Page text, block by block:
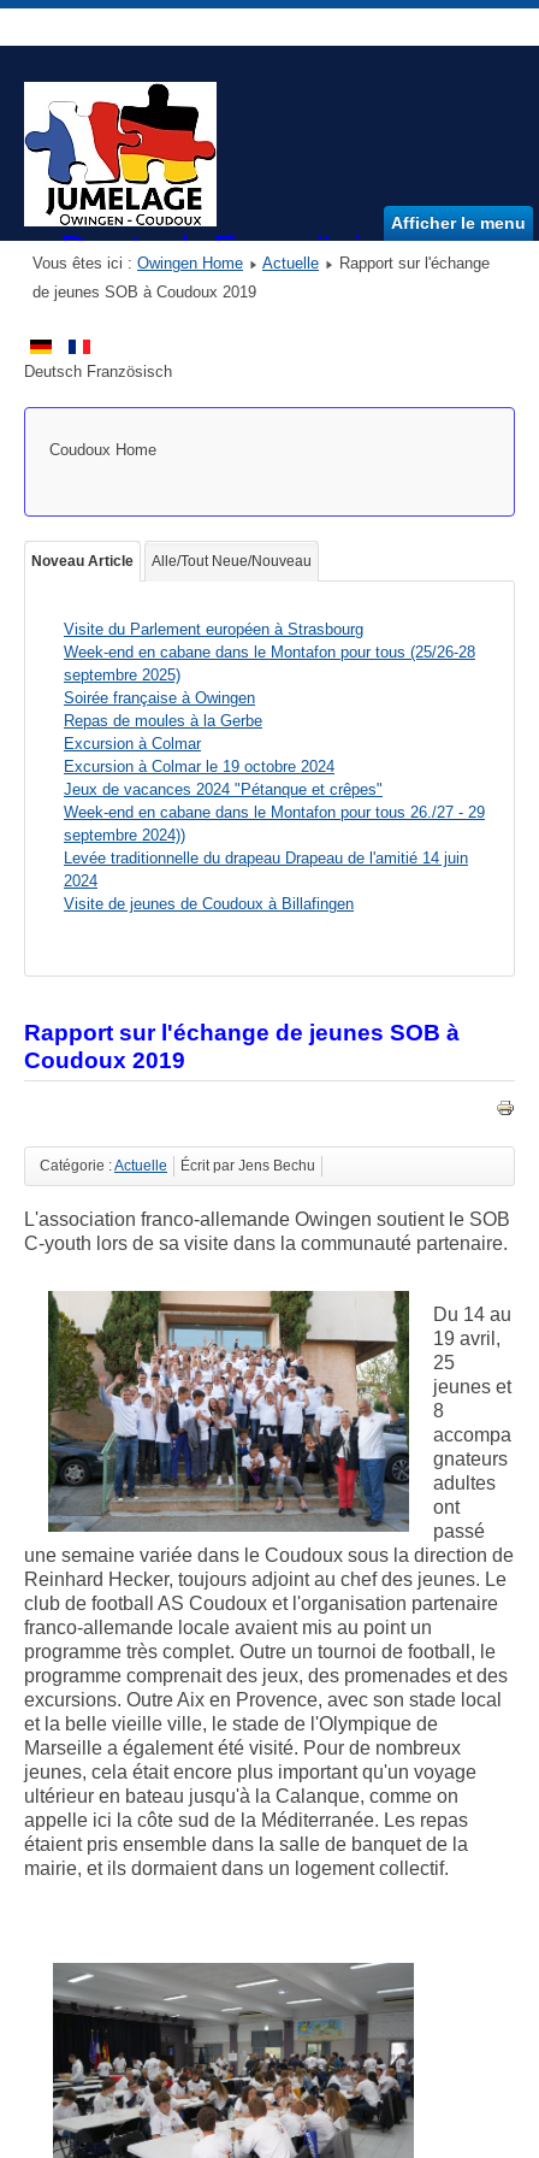
Deutsch Französischer
DFVO e.V.
Afficher le menu
Vous êtes ici : Owingen Home Actuelle
Rapport sur l'échange
de jeunes SOB à Coudoux 2019
Deutsch Französisch
Coudoux Home
Noveau Article Alle/Tout Neue/Nouveau
Visite du Parlement européen à Strasbourg
Week-end en cabane dans le Montafon pour tous (25/26-28
septembre 2025)
Soirée française à Owingen
Repas de moules à la Gerbe
Excursion à Colmar
Excursion à Colmar le 19 octobre 2024
Jeux de vacances 2024 "Pétanque et crêpes"
Week-end en cabane dans le Montafon pour tous 26./27 - 29
septembre 2024))
Levée traditionnelle du drapeau Drapeau de l'amitié 14 juin
2024
Visite de jeunes de Coudoux à Billafingen
Rapport sur l'échange de jeunes SOB à
Coudoux 2019
Catégorie :Actuelle Écrit par Jens Bechu
L'association franco-allemande Owingen soutient le SOB
C-youth lors de sa visite dans la communauté partenaire.
Du 14 au
19 avril,
25
jeunes et
8
accompa
gnateurs
adultes
ont
passé
une semaine variée dans le Coudoux sous la direction de
Reinhard Hecker, toujours adjoint au chef des jeunes. Le
club de football AS Coudoux et l'organisation partenaire
franco-allemande locale avaient mis au point un
programme très complet. Outre un tournoi de football, le
programme comprenait des jeux, des promenades et des
excursions. Outre Aix en Provence, avec son stade local
et la belle vieille ville, le stade de l'Olympique de
Marseille a également été visité. Pour de nombreux
jeunes, cela était encore plus important qu'un voyage
ultérieur en bateau jusqu'à la Calanque, comme on
appelle ici la côte sud de la Méditerranée. Les repas
étaient pris ensemble dans la salle de banquet de la
mairie, et ils dormaient dans un logement collectif.